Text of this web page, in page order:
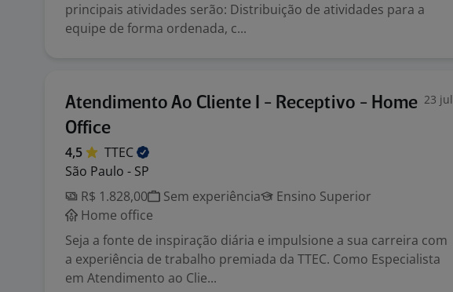
principais atividades serão: Distribuição de atividades para a
equipe de forma ordenada, c...
Atendimento Ao Cliente I - Receptivo - Home
Office
23 jul
4,5
TTEC
São Paulo - SP
R$ 1.828,00
Sem experiência
Ensino Superior
Home office
Seja a fonte de inspiração diária e impulsione a sua carreira com
a experiência de trabalho premiada da TTEC. Como Especialista
em Atendimento ao Clie...